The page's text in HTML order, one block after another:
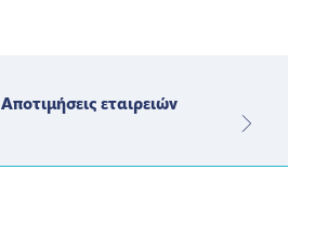
Αποτιμήσεις εταιρειών